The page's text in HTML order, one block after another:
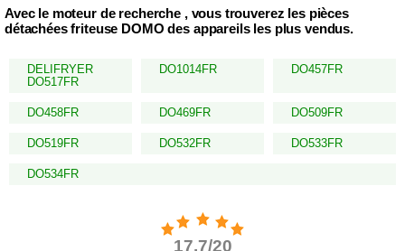
Avec le moteur de recherche , vous trouverez les pièces
détachées friteuse DOMO des appareils les plus vendus.
DELIFRYER
DO517FR
DO1014FR DO457FR
DO458FR DO469FR DO509FR
DO519FR DO532FR DO533FR
DO534FR